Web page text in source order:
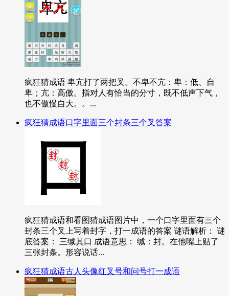
疯狂猜成语 卑亢打了两把叉。不卑不亢：卑：低、自
卑；亢：高傲。指对人有恰当的分寸，既不低声下气，
也不傲慢自大。。...
疯狂猜成语口字里面三个封条三个叉答案
疯狂猜成语和看图猜成语图片中，一个口字里面有三个
封条三个叉上写着封字，打一成语的答案 谜语解析： 谜
底答案： 三缄其口 成语意思： 缄：封。在他嘴上贴了
三张封条。形容说话...
疯狂猜成语古人头像红叉号和问号打一成语